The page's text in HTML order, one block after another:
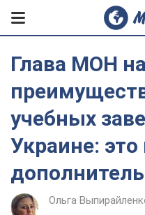
Глава МОН
учебных
Украине:
Ольга